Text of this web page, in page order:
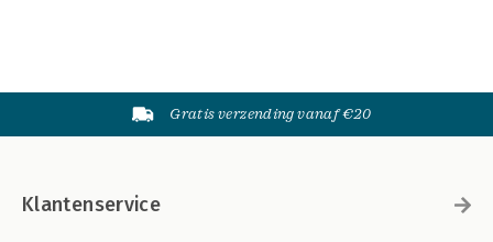
Gratis verzending vanaf €20
Klantenservice